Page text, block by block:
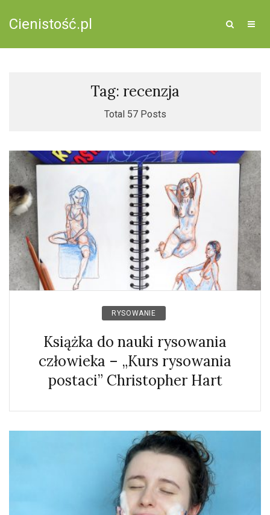
Cienistość.pl
Tag: recenzja
Total 57 Posts
RYSOWANIE
Książka do nauki rysowania
człowieka – „Kurs rysowania
postaci” Christopher Hart